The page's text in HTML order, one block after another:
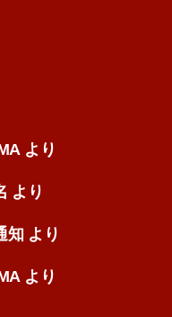
より
より
知 より
より